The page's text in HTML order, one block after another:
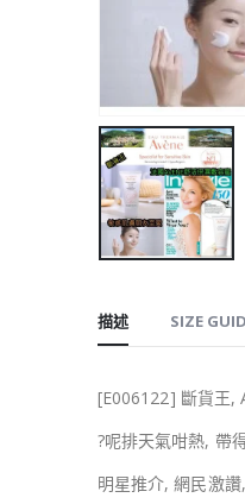
描述 SIZE
[E006122] 斷貨王,
?呢排天氣咁熱, 帶
明星推介, 網民激